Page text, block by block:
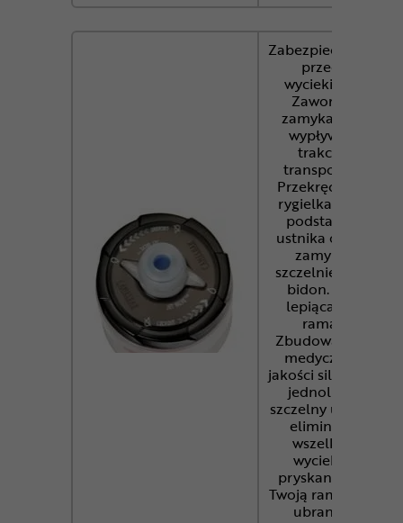
Zabezpieczenie
przed
wyciekiem.
Zaworek
zamykający
wypływ w
trakcie
transportu.
Przekręcenie
rygielka przy
podstawie
ustnika o 90°
zamyka
szczelnie cały
bidon. Nie
lepiąca się
rama.
Zbudowany z
medycznej
jakości silikonu,
jednolity i
szczelny ustnik
eliminuje
wszelkie
wycieki i
pryskanie na
Twoją ramę lub
ubranie.